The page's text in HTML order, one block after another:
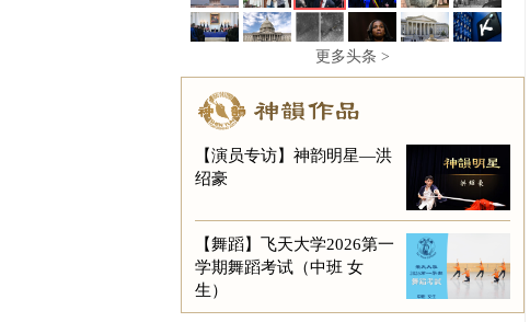
更多头条 >
【演员专访】神韵明星—洪
绍豪
【舞蹈】飞天大学2026第一
学期舞蹈考试（中班 女
生）